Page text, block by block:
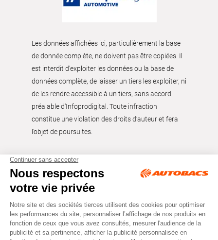
Les données affichées ici, particulièrement la base
de donnée complète, ne doivent pas être copiées. Il
est interdit d’exploiter les données ou la base de
données complète, de laisser un tiers les exploiter, ni
de les rendre accessible à un tiers, sans accord
préalable d'Infoprodigital. Toute infraction
constitue une violation des droits d’auteur et fera
l’objet de poursuites.
Tous droits réservés © Autobacs